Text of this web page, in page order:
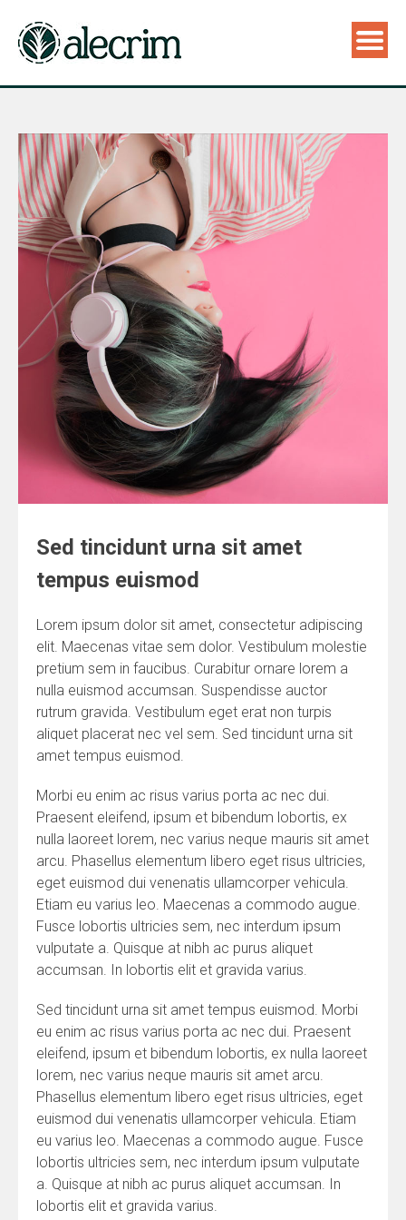
Sed tincidunt urna sit amet
tempus euismod
Lorem ipsum dolor sit amet, consectetur adipiscing
elit. Maecenas vitae sem dolor. Vestibulum molestie
pretium sem in faucibus. Curabitur ornare lorem a
nulla euismod accumsan. Suspendisse auctor
rutrum gravida. Vestibulum eget erat non turpis
aliquet placerat nec vel sem. Sed tincidunt urna sit
amet tempus euismod.
Morbi eu enim ac risus varius porta ac nec dui.
Praesent eleifend, ipsum et bibendum lobortis, ex
nulla laoreet lorem, nec varius neque mauris sit amet
arcu. Phasellus elementum libero eget risus ultricies,
eget euismod dui venenatis ullamcorper vehicula.
Etiam eu varius leo. Maecenas a commodo augue.
Fusce lobortis ultricies sem, nec interdum ipsum
vulputate a. Quisque at nibh ac purus aliquet
accumsan. In lobortis elit et gravida varius.
Sed tincidunt urna sit amet tempus euismod. Morbi
eu enim ac risus varius porta ac nec dui. Praesent
eleifend, ipsum et bibendum lobortis, ex nulla laoreet
lorem, nec varius neque mauris sit amet arcu.
Phasellus elementum libero eget risus ultricies, eget
euismod dui venenatis ullamcorper vehicula. Etiam
eu varius leo. Maecenas a commodo augue. Fusce
lobortis ultricies sem, nec interdum ipsum vulputate
a. Quisque at nibh ac purus aliquet accumsan. In
lobortis elit et gravida varius.